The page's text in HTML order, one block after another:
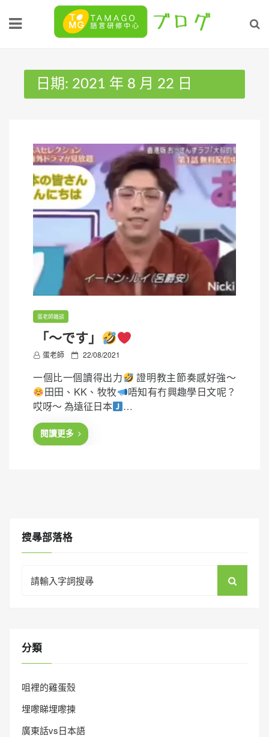
日期: 2021 年 8 月 22 日
蛋老師雜談
「〜です」
蛋老師
P
s
t
e
d
22/08/2021
一個比一個讀得出力
證明教主節奏感好強～
田田、KK、牧牧
唔知有冇興趣學日文呢？
哎呀～ 為遠征日本
…
閱讀更多
搜㝷部落格
for:
分類
咀裡的雞蛋殼
埋嚟睇埋嚟揀
廣東話vs日本語